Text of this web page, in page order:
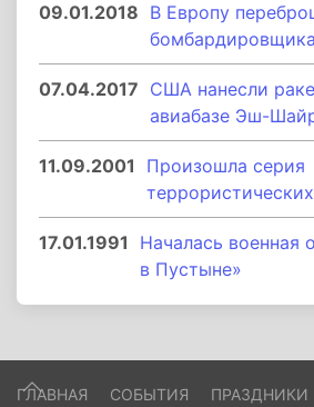
09.01.2018 В Европу
07.04.2017 США нанесли
авиабазе Эш-
11.09.2001
Произошла серия
17.01.1991
Началась военная
в Пустыне»
ГЛАВНАЯ СОБЫТИЯ ПРАЗДНИКИ